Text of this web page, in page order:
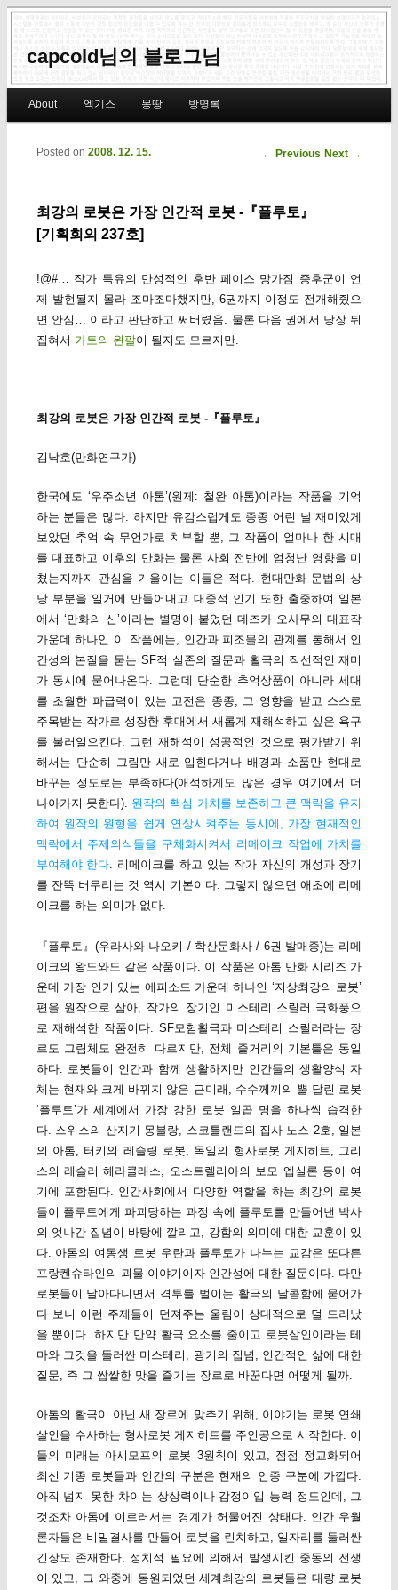
capcold님의 블로그님
Skip to primary content
Skip to secondary content
About 엑기스 몽땅 방명록
Post navigation
← Previous Next →
최강의 로봇은 가장 인간적 로봇 -『플루토』
[기획회의 237호]
Posted on 2008. 12. 15.
!@#… 작가 특유의 만성적인 후반 페이스 망가짐 증후군이 언
제 발현될지 몰라 조마조마했지만, 6권까지 이정도 전개해줬으
면 안심… 이라고 판단하고 써버렸음. 물론 다음 권에서 당장 뒤
집혀서 가토의 왼팔이 될지도 모르지만.
최강의 로봇은 가장 인간적 로봇 -『플루토』
김낙호(만화연구가)
한국에도 ‘우주소년 아톰’(원제: 철완 아톰)이라는 작품을 기억
하는 분들은 많다. 하지만 유감스럽게도 종종 어린 날 재미있게
보았던 추억 속 무언가로 치부할 뿐, 그 작품이 얼마나 한 시대
를 대표하고 이후의 만화는 물론 사회 전반에 엄청난 영향을 미
쳤는지까지 관심을 기울이는 이들은 적다. 현대만화 문법의 상
당 부분을 일거에 만들어내고 대중적 인기 또한 출중하여 일본
에서 ‘만화의 신’이라는 별명이 붙었던 데즈카 오사무의 대표작
가운데 하나인 이 작품에는, 인간과 피조물의 관계를 통해서 인
간성의 본질을 묻는 SF적 실존의 질문과 활극의 직선적인 재미
가 동시에 묻어나온다. 그런데 단순한 추억상품이 아니라 세대
를 초월한 파급력이 있는 고전은 종종, 그 영향을 받고 스스로
주목받는 작가로 성장한 후대에서 새롭게 재해석하고 싶은 욕구
를 불러일으킨다. 그런 재해석이 성공적인 것으로 평가받기 위
해서는 단순히 그림만 새로 입힌다거나 배경과 소품만 현대로
바꾸는 정도로는 부족하다(애석하게도 많은 경우 여기에서 더
나아가지 못한다). 원작의 핵심 가치를 보존하고 큰 맥락을 유지
하여 원작의 원형을 쉽게 연상시켜주는 동시에, 가장 현재적인
맥락에서 주제의식들을 구체화시켜서 리메이크 작업에 가치를
부여해야 한다. 리메이크를 하고 있는 작가 자신의 개성과 장기
를 잔뜩 버무리는 것 역시 기본이다. 그렇지 않으면 애초에 리메
이크를 하는 의미가 없다.
『플루토』(우라사와 나오키 / 학산문화사 / 6권 발매중)는 리메
이크의 왕도와도 같은 작품이다. 이 작품은 아톰 만화 시리즈 가
운데 가장 인기 있는 에피소드 가운데 하나인 ‘지상최강의 로봇’
편을 원작으로 삼아, 작가의 장기인 미스테리 스릴러 극화풍으
로 재해석한 작품이다. SF모험활극과 미스테리 스릴러라는 장
르도 그림체도 완전히 다르지만, 전체 줄거리의 기본틀은 동일
하다. 로봇들이 인간과 함께 생활하지만 인간들의 생활양식 자
체는 현재와 크게 바뀌지 않은 근미래, 수수께끼의 뿔 달린 로봇
‘플루토’가 세계에서 가장 강한 로봇 일곱 명을 하나씩 습격한
다. 스위스의 산지기 몽블랑, 스코틀랜드의 집사 노스 2호, 일본
의 아톰, 터키의 레슬링 로봇, 독일의 형사로봇 게지히트, 그리
스의 레슬러 헤라클래스, 오스트렐리아의 보모 엡실론 등이 여
기에 포함된다. 인간사회에서 다양한 역할을 하는 최강의 로봇
들이 플루토에게 파괴당하는 과정 속에 플루토를 만들어낸 박사
의 엇나간 집념이 바탕에 깔리고, 강함의 의미에 대한 교훈이 있
다. 아톰의 여동생 로봇 우란과 플루토가 나누는 교감은 또다른
프랑켄슈타인의 괴물 이야기이자 인간성에 대한 질문이다. 다만
로봇들이 날아다니면서 격투를 벌이는 활극의 달콤함에 묻어가
다 보니 이런 주제들이 던져주는 울림이 상대적으로 덜 드러났
을 뿐이다. 하지만 만약 활극 요소를 줄이고 로봇살인이라는 테
마와 그것을 둘러싼 미스테리, 광기의 집념, 인간적인 삶에 대한
질문, 즉 그 쌉쌀한 맛을 즐기는 장르로 바꾼다면 어떻게 될까.
아톰의 활극이 아닌 새 장르에 맞추기 위해, 이야기는 로봇 연쇄
살인을 수사하는 형사로봇 게지히트를 주인공으로 시작한다. 이
들의 미래는 아시모프의 로봇 3원칙이 있고, 점점 정교화되어
최신 기종 로봇들과 인간의 구분은 현재의 인종 구분에 가깝다.
아직 넘지 못한 차이는 상상력이나 감정이입 능력 정도인데, 그
것조차 아톰에 이르러서는 경계가 허물어진 상태다. 인간 우월
론자들은 비밀결사를 만들어 로봇을 린치하고, 일자리를 둘러싼
긴장도 존재한다. 정치적 필요에 의해서 발생시킨 중동의 전쟁
이 있고, 그 와중에 동원되었던 세계최강의 로봇들은 대량 로봇